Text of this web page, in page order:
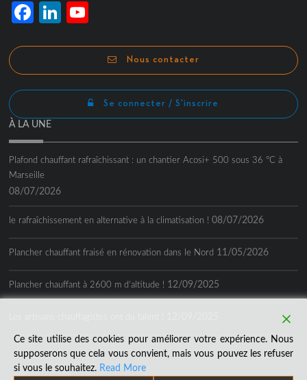
FacebookLinkedIn
Nous contacter
Se connecter / S'inscrire
À LA UNE
Plafond chauffant rafraîchissant : un chantier Acosi+ 500 sous 36 °C à
Marseille
08/07/2026
le rafraîchissement en alternative à la climatisation ! 08/07/2026
Plancher chauffant fraisé en rénovation dans le Nord 11/05/2026
Plancher chauffant à 2600 m d’altitude ! 12/09/2025
Ce site utilise des cookies pour améliorer votre expérience. Nous
supposerons que cela vous convient, mais vous pouvez les refuser
si vous le souhaitez. Read More